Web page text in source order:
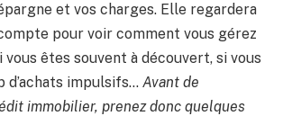
et vos charges. Elle regardera
pour voir comment vous gérez
êtes souvent à découvert, si vous
d’achats impulsifs… Avant de
immobilier, prenez donc quelques